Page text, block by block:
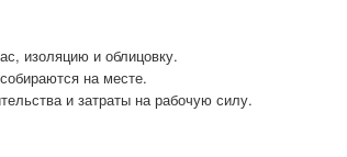
изоляцию и облицовку.
на месте.
и затраты на рабочую силу.